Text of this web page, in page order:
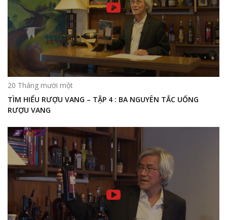
20 Tháng mười một
TÌM HIỂU RƯỢU VANG – TẬP 4 : BA NGUYÊN TẮC UỐNG
RƯỢU VANG